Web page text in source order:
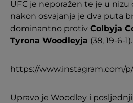
UFC je neporažen te je u nizu
nakon osvajanja je dva puta
dominantno protiv Colbyja
Tyrona Woodleyja (38, 19-6-1).
https://www.instagram.com/
Upravo je Woodley i